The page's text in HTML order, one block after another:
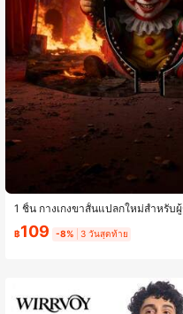
1 ชิ้น กางเกงขาสั้นแปลกใหม่สำหรับผู้
ผู้ชายลายเปลวไฟและตัวตลกธีมมืด,
ลายแฟชั่นสตรีท, ทำจากผ้าถัก, ระบ
มชื้น, นุ่มและสบาย, กางเกงขาสั้นน่า
฿109 -8% 3 วันสุดท้าย